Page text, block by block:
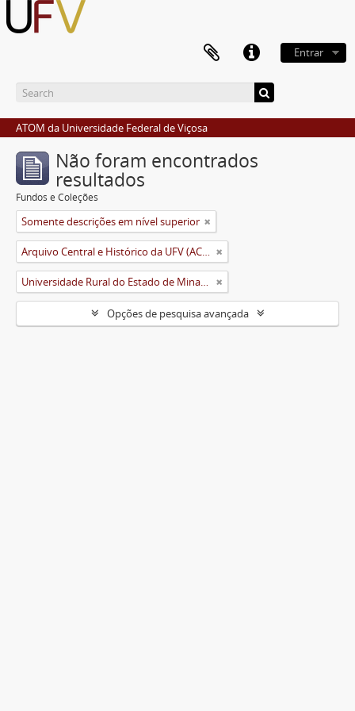
Entrar
ATOM da Universidade Federal de Viçosa
Não foram encontrados
resultados
Fundos e Coleções
Somente descrições em nível superior
Arquivo Central e Histórico da UFV (ACH-UFV)
Universidade Rural do Estado de Minas Gerais (Uremg)
Opções de pesquisa avançada